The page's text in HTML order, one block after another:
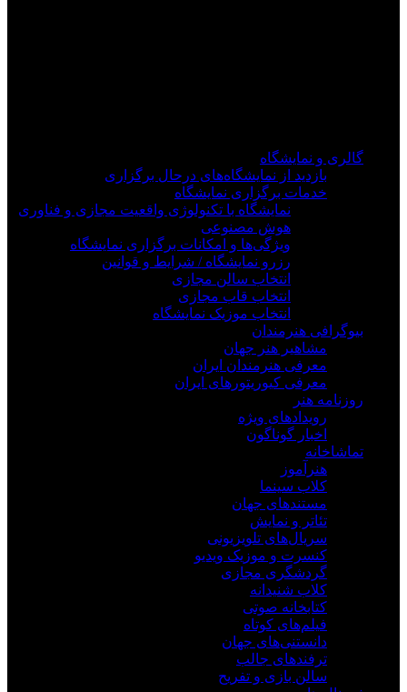
گالری و نمایشگاه
بازدید از نمایشگاه‌های درحال برگزاری
خدمات برگزاری نمایشگاه
نمایشگاه با تکنولوژی واقعیت مجازی و فناوری
هوش مصنوعی
ویژگی‌ها و امکانات برگزاری نمایشگاه
رزرو نمایشگاه / شرایط و قوانین
انتخاب سالن مجازی
انتخاب قاب مجازی
انتخاب موزیک نمایشگاه
بیوگرافی هنرمندان
مشاهیر هنر جهان
معرفی هنرمندان ایران
معرفی کیوریتورهای ایران
روزنامه هنر
رویدادهای ویژه
اخبار گوناگون
تماشاخانه
هنرآموز
کلاب سینما
مستندهای جهان
تئاتر و نمایش
سریال‌های تلویزیونی
کنسرت و موزیک ویدیو
گردشگری مجازی
کلاب شنیدانه
کتابخانه صوتی
فیلم‌های کوتاه
دانستنی‌های جهان
ترفندهای جالب
سالن بازی و تفریح